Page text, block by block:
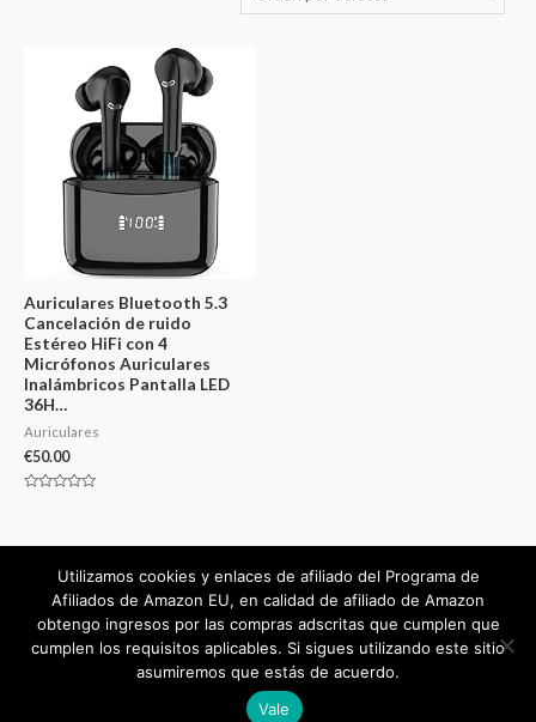
Auriculares Bluetooth 5.3
Cancelación de ruido
Estéreo HiFi con 4
Micrófonos Auriculares
Inalámbricos Pantalla LED
36H…
Auriculares
€50.00
Copyright © 2026mejorvalorado.com
mejorvalorado.com
Utilizamos cookies y enlaces de afiliado del Programa de
Afiliados de Amazon EU, en calidad de afiliado de Amazon
obtengo ingresos por las compras adscritas que cumplen que
cumplen los requisitos aplicables. Si sigues utilizando este sitio
asumiremos que estás de acuerdo.
Vale